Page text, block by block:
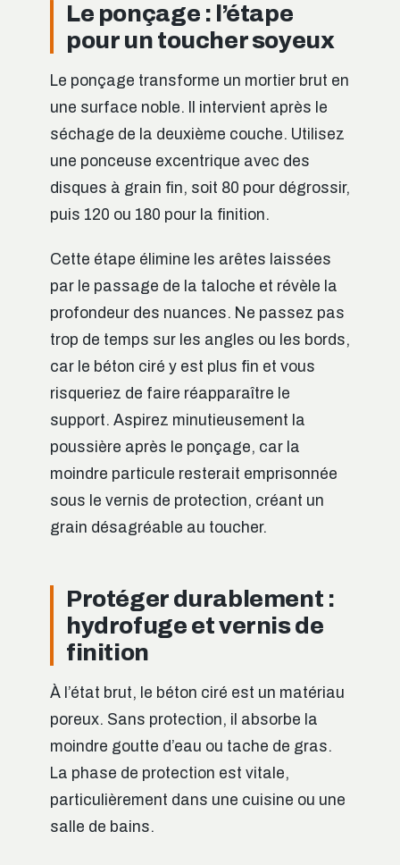
Le ponçage : l’étape
pour un toucher soyeux
Le ponçage transforme un mortier brut en
une surface noble. Il intervient après le
séchage de la deuxième couche. Utilisez
une ponceuse excentrique avec des
disques à grain fin, soit 80 pour dégrossir,
puis 120 ou 180 pour la finition.
Cette étape élimine les arêtes laissées
par le passage de la taloche et révèle la
profondeur des nuances. Ne passez pas
trop de temps sur les angles ou les bords,
car le béton ciré y est plus fin et vous
risqueriez de faire réapparaître le
support. Aspirez minutieusement la
poussière après le ponçage, car la
moindre particule resterait emprisonnée
sous le vernis de protection, créant un
grain désagréable au toucher.
Protéger durablement :
hydrofuge et vernis de
finition
À l’état brut, le béton ciré est un matériau
poreux. Sans protection, il absorbe la
moindre goutte d’eau ou tache de gras.
La phase de protection est vitale,
particulièrement dans une cuisine ou une
salle de bains.